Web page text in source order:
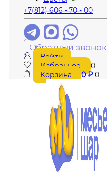
+7(812) 606 - 70 - 00
Обратный звонок
Войти
Избранное
0
Корзина
0₽ 0